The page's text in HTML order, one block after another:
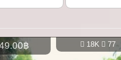
18K 77
฿